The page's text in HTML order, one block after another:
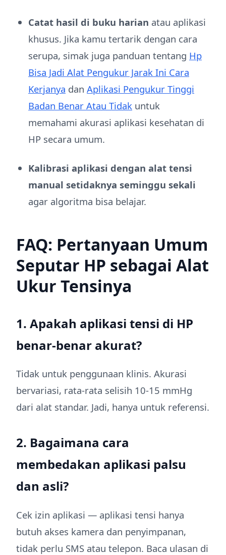
Catat hasil di buku harian atau aplikasi
khusus. Jika kamu tertarik dengan cara
serupa, simak juga panduan tentang Hp
Bisa Jadi Alat Pengukur Jarak Ini Cara
Kerjanya dan Aplikasi Pengukur Tinggi
Badan Benar Atau Tidak untuk
memahami akurasi aplikasi kesehatan di
HP secara umum.
Kalibrasi aplikasi dengan alat tensi
manual setidaknya seminggu sekali
agar algoritma bisa belajar.
FAQ: Pertanyaan Umum
Seputar HP sebagai Alat
Ukur Tensinya
1. Apakah aplikasi tensi di HP
benar-benar akurat?
Tidak untuk penggunaan klinis. Akurasi
bervariasi, rata-rata selisih 10-15 mmHg
dari alat standar. Jadi, hanya untuk referensi.
2. Bagaimana cara
membedakan aplikasi palsu
dan asli?
Cek izin aplikasi — aplikasi tensi hanya
butuh akses kamera dan penyimpanan,
tidak perlu SMS atau telepon. Baca ulasan di